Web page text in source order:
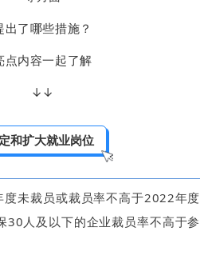
出了哪些措施？
点内容一起了解
↓↓
和扩大就业岗位
未裁员或裁员率不高于2022年度
人及以下的企业裁员率不高于参